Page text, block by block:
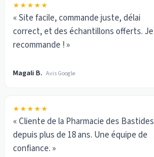
★★★★★
« Site facile, commande juste, délai
correct, et des échantillons offerts. Je
recommande ! »
Magali B. Avis Google
★★★★★
« Cliente de la Pharmacie des Bastides
depuis plus de 18 ans. Une équipe de
confiance. »